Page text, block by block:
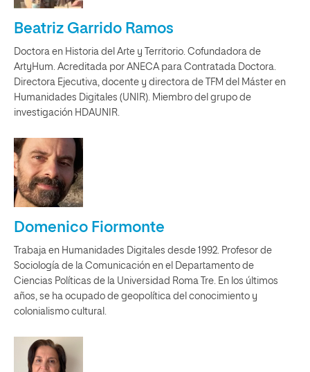
Beatriz Garrido Ramos
Doctora en Historia del Arte y Territorio. Cofundadora de
ArtyHum. Acreditada por ANECA para Contratada Doctora.
Directora Ejecutiva, docente y directora de TFM del Máster en
Humanidades Digitales (UNIR). Miembro del grupo de
investigación HDAUNIR.
Domenico Fiormonte
Trabaja en Humanidades Digitales desde 1992. Profesor de
Sociología de la Comunicación en el Departamento de
Ciencias Políticas de la Universidad Roma Tre. En los últimos
años, se ha ocupado de geopolítica del conocimiento y
colonialismo cultural.